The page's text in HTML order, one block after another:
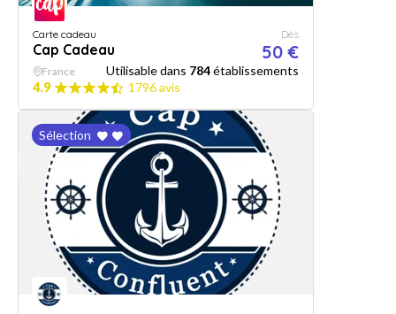
Carte cadeau
Cap Cadeau
Dès
50 €
France Utilisable dans 784établissements
4.9
1796 avis
Sélection